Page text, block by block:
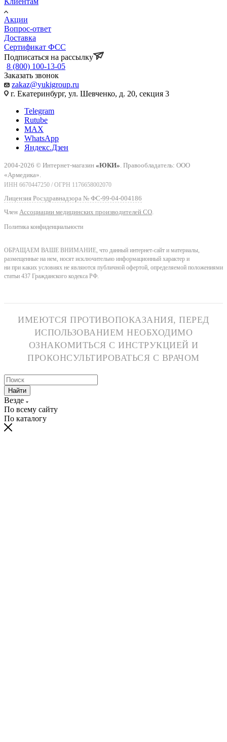
Акции
Вопрос-ответ
Доставка
Сертификат ФСС
Подписаться на рассылку
8 (800) 100-13-05
Заказать звонок
zakaz@yukigroup.ru
г. Екатеринбург, ул. Шевченко, д. 20, секция 3
Telegram
Rutube
MAX
WhatsApp
Яндекс.Дзен
2004-2026 © Интернет-магазин «ЮКИ». Правообладатель: ООО
«Армедика».
ИНН 6670447250 / ОГРН 1176658002070
Лицензия Росздравнадзора № ФС-99-04-004186
Член Ассоциации медицинских производителей СО.
Политика конфиденциальности
ОБРАЩАЕМ ВАШЕ ВНИМАНИЕ, что данный интернет-сайт и материалы,
размещенные на нем, носят исключительно информационный характер и
ни при каких условиях не являются публичной офертой, определяемой положениями
статьи 437 Гражданского кодекса РФ.
ИМЕЮТСЯ ПРОТИВОПОКАЗАНИЯ, ПЕРЕД
ИСПОЛЬЗОВАНИЕМ НЕОБХОДИМО
ОЗНАКОМИТЬСЯ С ИНСТРУКЦИЕЙ И
ПРОКОНСУЛЬТИРОВАТЬСЯ С ВРАЧОМ
Найти
Везде
По всему сайту
По каталогу